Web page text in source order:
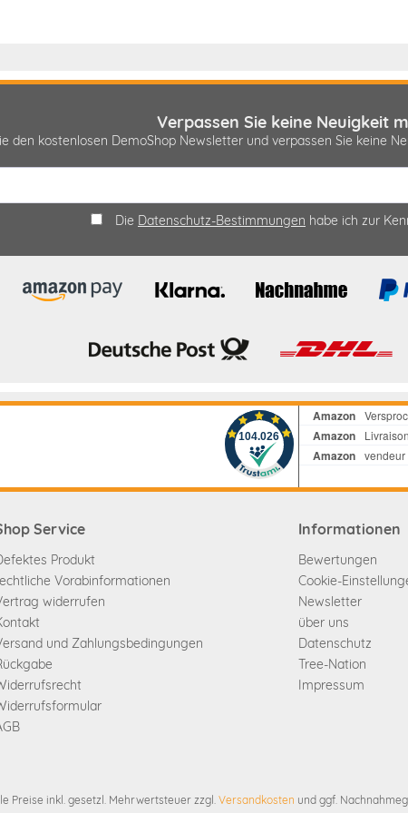
Verpassen Sie keine Neuigkeit
den kostenlosen DemoShop Newsletter und verpassen Sie keine
Die Datenschutz-Bestimmungen habe ich zur
Service
Produkt
Vorabinformationen
widerrufen
und Zahlungsbedingungen
Informationen
Bewertungen
Cookie-
Newsletter
über uns
Datenschutz
Tree-Nation
Impressum
Preise inkl. gesetzl. Mehrwertsteuer zzgl. Versandkosten und ggf.